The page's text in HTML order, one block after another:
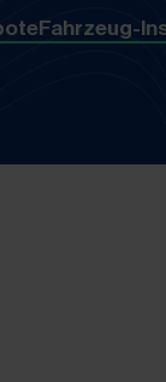
Fahrzeug-